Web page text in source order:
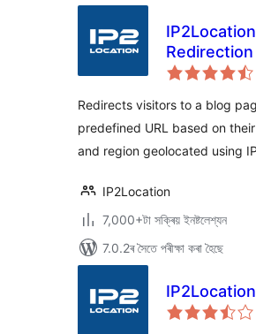
IP2Location
Redirection
Redirects visitors to a blog
predefined URL based on
and region geolocated using
IP2Location
7,000+টা সক্ৰিয় ইনষ্টলেশ্যন
7.0.2ৰ সৈতে পৰীক্ষা কৰা হৈছে